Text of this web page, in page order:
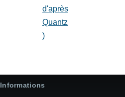
d'après
Quantz
)
Informations